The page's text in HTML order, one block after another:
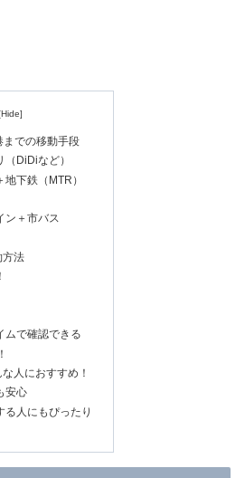
までの移動手段
DiDiなど）
下鉄（MTR）
ン＋市バス
方法
ムで確認できる
人におすすめ！
安心
る人にもぴったり